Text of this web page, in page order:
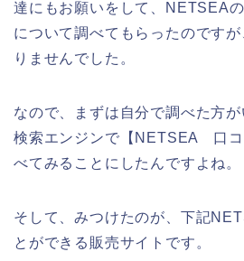
達にもお願いをして、NETSEA
について調べてもらったのです
りませんでした。
なので、まずは自分で調べた方が
検索エンジンで【NETSEA 口コ
べてみることにしたんですよね。
そして、みつけたのが、下記
とができる販売サイトです。